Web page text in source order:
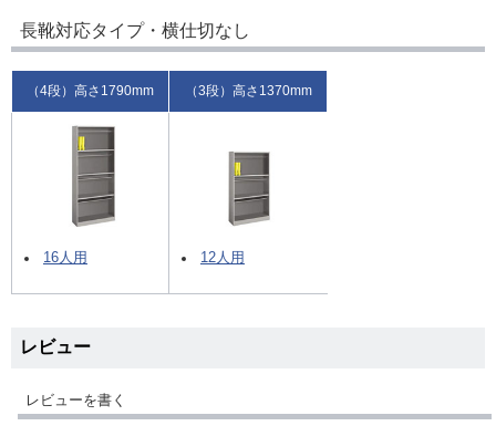
長靴対応タイプ・横仕切なし
（4段）高さ1790mm （3段）高さ1370mm
16人用 12人用
レビュー
レビューを書く